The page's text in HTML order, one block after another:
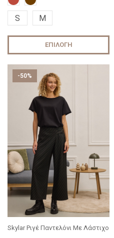
S M
ΕΠΙΛΟΓΉ
-50%
Skylar Ριγέ Παντελόνι Με Λάστιχο